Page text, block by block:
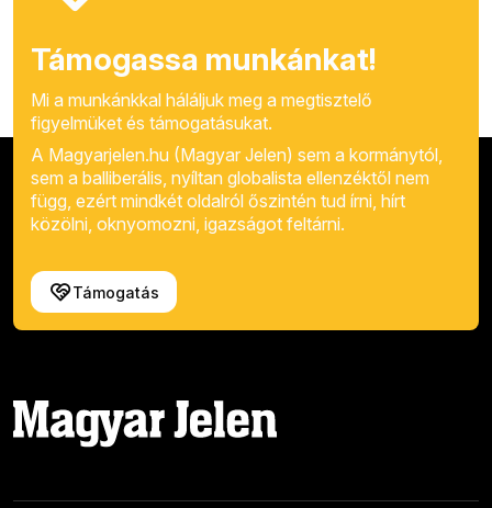
Támogassa munkánkat!
Mi a munkánkkal háláljuk meg a megtisztelő
figyelmüket és támogatásukat.
A Magyarjelen.hu (Magyar Jelen) sem a kormánytól,
sem a balliberális, nyíltan globalista ellenzéktől nem
függ, ezért mindkét oldalról őszintén tud írni, hírt
közölni, oknyomozni, igazságot feltárni.
Támogatás